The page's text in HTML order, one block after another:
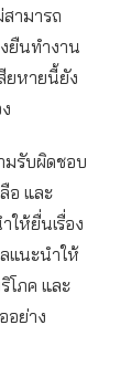
ามารถ
ยืนทำงาน
ยหายนี้ยัง
มรับผิดชอบ
อ และ
ให้ยื่นเรื่อง
แนะนำให้
โภค และ
อย่าง